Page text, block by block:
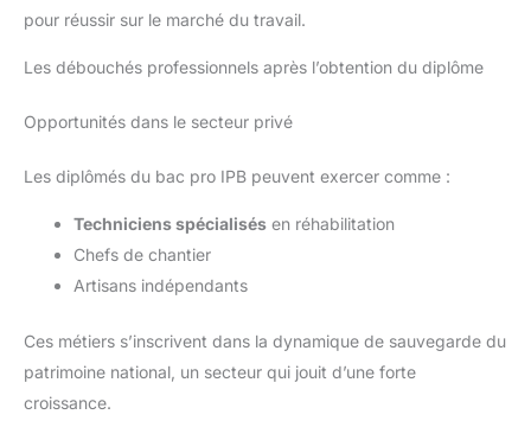
pour réussir sur le marché du travail.
Les débouchés professionnels après l’obtention du diplôme
Opportunités dans le secteur privé
Les diplômés du bac pro IPB peuvent exercer comme :
Techniciens spécialisés en réhabilitation
Chefs de chantier
Artisans indépendants
Ces métiers s’inscrivent dans la dynamique de sauvegarde du
patrimoine national, un secteur qui jouit d’une forte
croissance.